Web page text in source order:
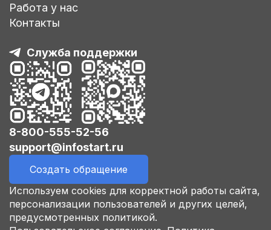
Работа у нас
Контакты
Служба поддержки
8-800-555-52-56
support@infostart.ru
Создать обращение
Используем cookies для корректной работы сайта,
персонализации пользователей и других целей,
предусмотренных политикой.